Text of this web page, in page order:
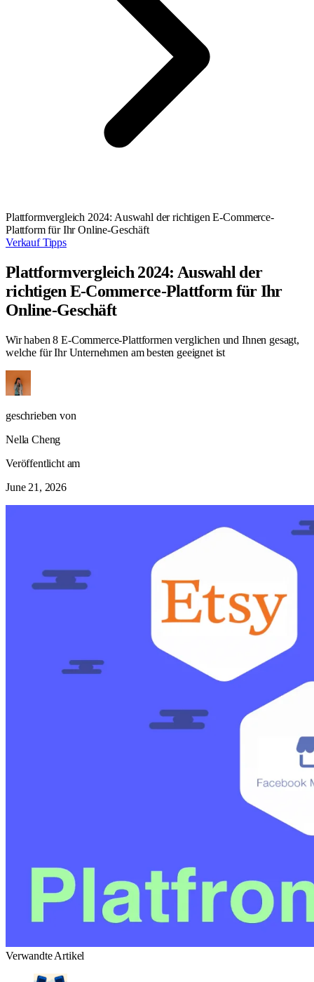
Plattformvergleich 2024: Auswahl der richtigen E-Commerce-
Plattform für Ihr Online-Geschäft
Verkauf Tipps
Plattformvergleich 2024: Auswahl der
richtigen E-Commerce-Plattform für Ihr
Online-Geschäft
Wir haben 8 E-Commerce-Plattformen verglichen und Ihnen gesagt,
welche für Ihr Unternehmen am besten geeignet ist
geschrieben von
Nella Cheng
Veröffentlicht am
June 21, 2026
Verwandte Artikel